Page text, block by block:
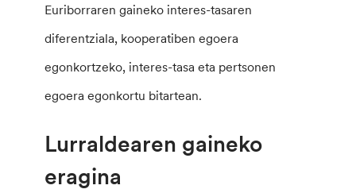
Euriborraren gaineko interes-tasaren
diferentziala, kooperatiben egoera
egonkortzeko, interes-tasa eta pertsonen
egoera egonkortu bitartean.
Lurraldearen gaineko
eragina